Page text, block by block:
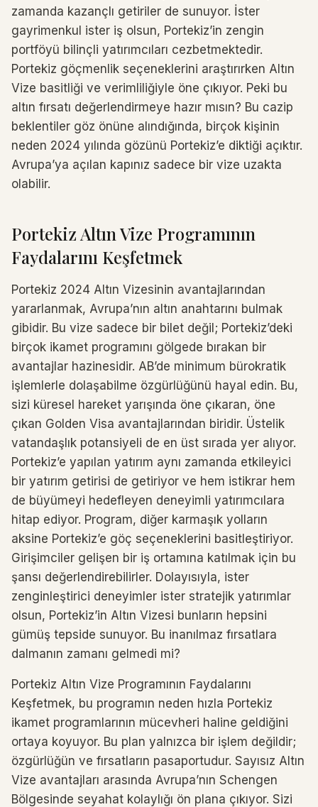
zamanda kazançlı getiriler de sunuyor. İster
gayrimenkul ister iş olsun, Portekiz’in zengin
portföyü bilinçli yatırımcıları cezbetmektedir.
Portekiz göçmenlik seçeneklerini araştırırken Altın
Vize basitliği ve verimliliğiyle öne çıkıyor. Peki bu
altın fırsatı değerlendirmeye hazır mısın? Bu cazip
beklentiler göz önüne alındığında, birçok kişinin
neden 2024 yılında gözünü Portekiz’e diktiği açıktır.
Avrupa’ya açılan kapınız sadece bir vize uzakta
olabilir.
Portekiz Altın Vize Programının
Faydalarını Keşfetmek
Portekiz 2024 Altın Vizesinin avantajlarından
yararlanmak, Avrupa’nın altın anahtarını bulmak
gibidir. Bu vize sadece bir bilet değil; Portekiz’deki
birçok ikamet programını gölgede bırakan bir
avantajlar hazinesidir. AB’de minimum bürokratik
işlemlerle dolaşabilme özgürlüğünü hayal edin. Bu,
sizi küresel hareket yarışında öne çıkaran, öne
çıkan Golden Visa avantajlarından biridir. Üstelik
vatandaşlık potansiyeli de en üst sırada yer alıyor.
Portekiz’e yapılan yatırım aynı zamanda etkileyici
bir yatırım getirisi de getiriyor ve hem istikrar hem
de büyümeyi hedefleyen deneyimli yatırımcılara
hitap ediyor. Program, diğer karmaşık yolların
aksine Portekiz’e göç seçeneklerini basitleştiriyor.
Girişimciler gelişen bir iş ortamına katılmak için bu
şansı değerlendirebilirler. Dolayısıyla, ister
zenginleştirici deneyimler ister stratejik yatırımlar
olsun, Portekiz’in Altın Vizesi bunların hepsini
gümüş tepside sunuyor. Bu inanılmaz fırsatlara
dalmanın zamanı gelmedi mi?
Portekiz Altın Vize Programının Faydalarını
Keşfetmek, bu programın neden hızla Portekiz
ikamet programlarının mücevheri haline geldiğini
ortaya koyuyor. Bu plan yalnızca bir işlem değildir;
özgürlüğün ve fırsatların pasaportudur. Sayısız Altın
Vize avantajları arasında Avrupa’nın Schengen
Bölgesinde seyahat kolaylığı ön plana çıkıyor. Sizi